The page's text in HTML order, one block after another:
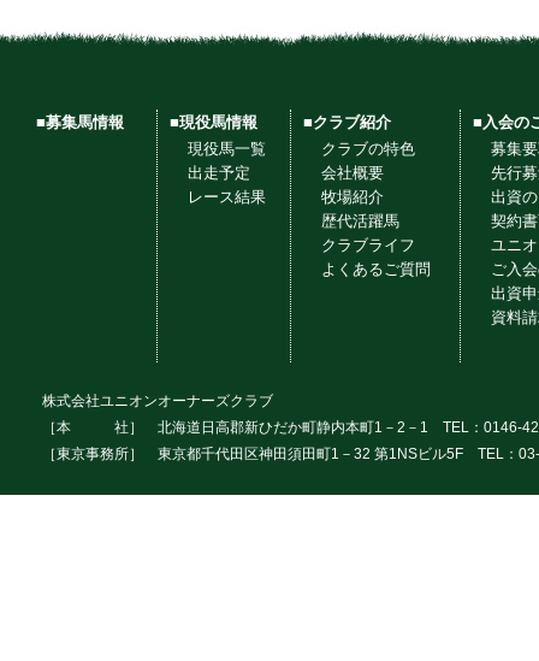
■募集馬情報
■現役馬情報
現役馬一覧
出走予定
レース結果
■クラブ紹介
クラブの特色
会社概要
牧場紹介
歴代活躍馬
クラブライフ
よくあるご質問
■入会の
募集
先行
出資
契約
ユニ
ご入
出資
資料
株式会社ユニオンオーナーズクラブ
［本 社］ 北海道日高郡新ひだか町静内本町1－2－1 TEL：0146-
［東京事務所］ 東京都千代田区神田須田町1－32 第1NSビル5F TEL：